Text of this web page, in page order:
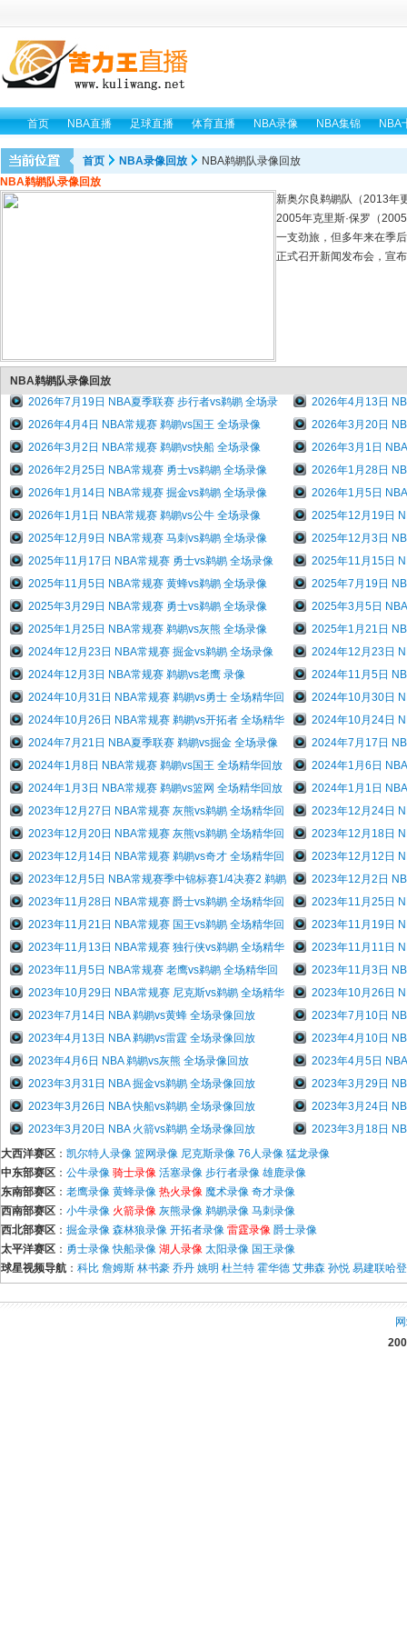
首页 NBA直播 足球直播 体育直播 NBA录像 NBA集锦 NBA
首页 NBA录像回放
NBA鹈鹕队录像回放
NBA鹈鹕队录像回放
新奥尔良鹈鹕队（2013年
2005年克里斯·保罗（
一支劲旅，但多年来在季
正式召开新闻发布会，宣
NBA鹈鹕队录像回放
2026年7月19日 NBA夏季联赛 步行者vs鹈鹕 全场录
2026年4月13日
2026年4月4日 NBA常规赛 鹈鹕vs国王 全场录像
2026年3月20日
2026年3月2日 NBA常规赛 鹈鹕vs快船 全场录像
2026年3月1日
2026年2月25日 NBA常规赛 勇士vs鹈鹕 全场录像
2026年1月28日
2026年1月14日 NBA常规赛 掘金vs鹈鹕 全场录像
2026年1月5日
2026年1月1日 NBA常规赛 鹈鹕vs公牛 全场录像
2025年12月19日
2025年12月9日 NBA常规赛 马刺vs鹈鹕 全场录像
2025年12月3日
2025年11月17日 NBA常规赛 勇士vs鹈鹕 全场录像
2025年11月15日
2025年11月5日 NBA常规赛 黄蜂vs鹈鹕 全场录像
2025年7月19日
2025年3月29日 NBA常规赛 勇士vs鹈鹕 全场录像
2025年3月5日
2025年1月25日 NBA常规赛 鹈鹕vs灰熊 全场录像
2025年1月21日
2024年12月23日 NBA常规赛 掘金vs鹈鹕 全场录像
2024年12月23日
2024年12月3日 NBA常规赛 鹈鹕vs老鹰 录像
2024年11月5日
2024年10月31日 NBA常规赛 鹈鹕vs勇士 全场精华回
2024年10月30日
2024年10月26日 NBA常规赛 鹈鹕vs开拓者 全场精华
2024年10月24日
2024年7月21日 NBA夏季联赛 鹈鹕vs掘金 全场录像
2024年7月17日
2024年1月8日 NBA常规赛 鹈鹕vs国王 全场精华回放
2024年1月6日
2024年1月3日 NBA常规赛 鹈鹕vs篮网 全场精华回放
2024年1月1日
2023年12月27日 NBA常规赛 灰熊vs鹈鹕 全场精华回
2023年12月24日
2023年12月20日 NBA常规赛 灰熊vs鹈鹕 全场精华回
2023年12月18日
2023年12月14日 NBA常规赛 鹈鹕vs奇才 全场精华回
2023年12月12日
2023年12月5日 NBA常规赛季中锦标赛1/4决赛2 鹈鹕
2023年12月2日
2023年11月28日 NBA常规赛 爵士vs鹈鹕 全场精华回
2023年11月25日
2023年11月21日 NBA常规赛 国王vs鹈鹕 全场精华回
2023年11月19日
2023年11月13日 NBA常规赛 独行侠vs鹈鹕 全场精华
2023年11月11日
2023年11月5日 NBA常规赛 老鹰vs鹈鹕 全场精华回
2023年11月3日
2023年10月29日 NBA常规赛 尼克斯vs鹈鹕 全场精华
2023年10月26日
2023年7月14日 NBA 鹈鹕vs黄蜂 全场录像回放
2023年7月10日
2023年4月13日 NBA 鹈鹕vs雷霆 全场录像回放
2023年4月10日
2023年4月6日 NBA 鹈鹕vs灰熊 全场录像回放
2023年4月5日
2023年3月31日 NBA 掘金vs鹈鹕 全场录像回放
2023年3月29日
2023年3月26日 NBA 快船vs鹈鹕 全场录像回放
2023年3月24日
2023年3月20日 NBA 火箭vs鹈鹕 全场录像回放
2023年3月18日
大西洋赛区 ： 凯尔特人录像 篮网录像 尼克斯录像 76人录像 猛龙录像
中东部赛区 ： 公牛录像 骑士录像 活塞录像 步行者录像 雄鹿录像
东南部赛区 ： 老鹰录像 黄蜂录像 热火录像 魔术录像 奇才录像
西南部赛区 ： 小牛录像 火箭录像 灰熊录像 鹈鹕录像 马刺录像
西北部赛区 ： 掘金录像 森林狼录像 开拓者录像 雷霆录像 爵士录像
太平洋赛区 ： 勇士录像 快船录像 湖人录像 太阳录像 国王录像
球星视频导航 ： 科比 詹姆斯 林书豪 乔丹 姚明 杜兰特 霍华德 艾弗森 孙悦 易建联哈登